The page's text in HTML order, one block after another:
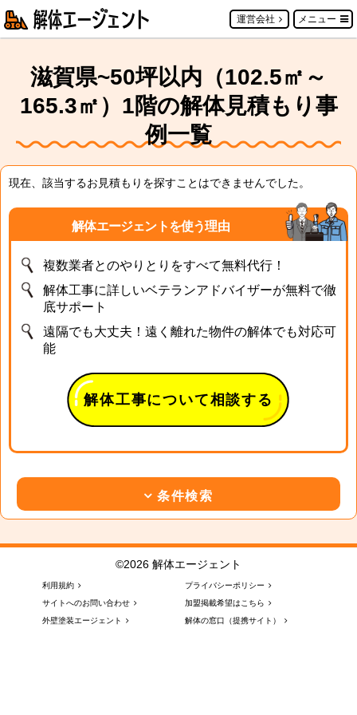
運営会社 メニュー
滋賀県~50坪以内（102.5㎡～
165.3㎡）1階の解体見積もり事
例一覧
現在、該当するお見積もりを探すことはできませんでした。
解体エージェントを使う理由
複数業者とのやりとりをすべて無料代行！
解体工事に詳しいベテランアドバイザーが無料で徹
底サポート
遠隔でも大丈夫！遠く離れた物件の解体でも対応可
能
解体工事について相談する
条件検索
©2026 解体エージェント
利用規約
プライバシーポリシー
サイトへのお問い合わせ
加盟掲載希望はこちら
外壁塗装エージェント
解体の窓口（提携サイト）